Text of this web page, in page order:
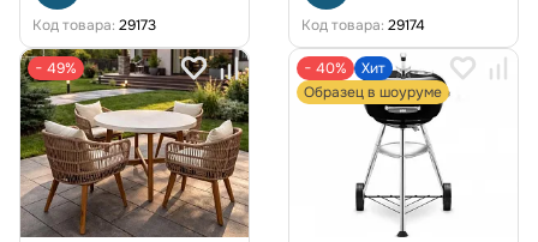
Код товара: 29173
Код товара: 29174
− 49% − 40%
Хит
Образец в шоуруме